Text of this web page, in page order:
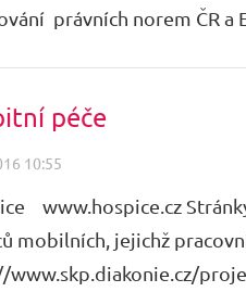
právních norem ČR a
péče
10:55
www.hospice.cz
mobilních, jejichž
www.skp.diakonie.cz/